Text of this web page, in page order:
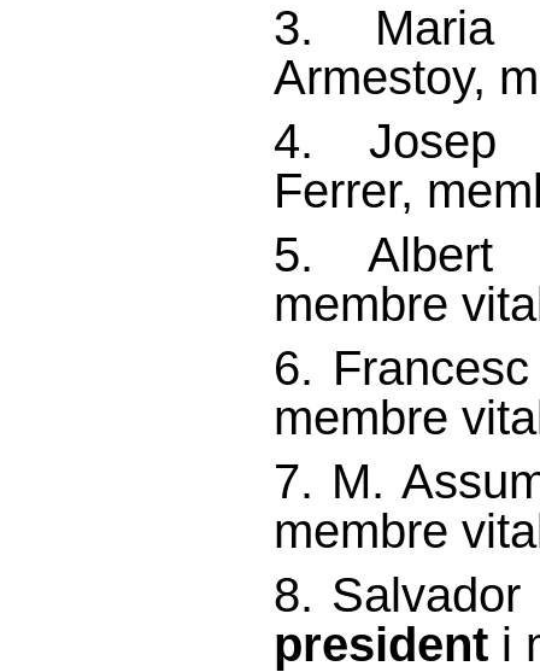
3. Maria
Armestoy,
4. Josep
Ferrer,
5. Albert
membre
6.
membre
7. M.
membre
8. Salvador
president i